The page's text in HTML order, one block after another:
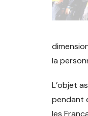
la
L’objet
pendant
les